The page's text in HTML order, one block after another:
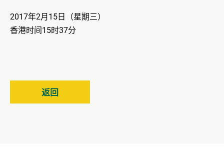
2017年2月15日（星期三）
香港时间15时37分
返回